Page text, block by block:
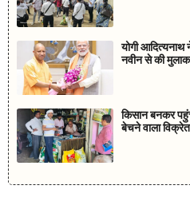
योगी
नवीन से की
किसान बनकर
बेचने वाला